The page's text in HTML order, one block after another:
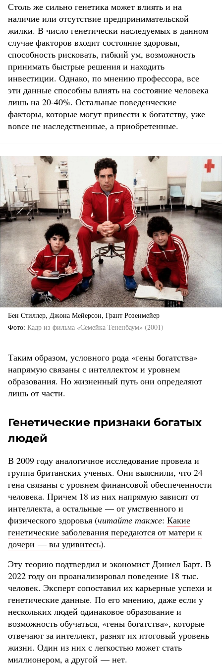
Столь же сильно генетика может влиять и на
наличие или отсутствие предпринимательской
жилки. В число генетически наследуемых в данном
случае факторов входит состояние здоровья,
способность рисковать, гибкий ум, возможность
принимать быстрые решения и находить
инвестиции. Однако, по мнению профессора, все
эти данные способны влиять на состояние человека
лишь на 20-40%. Остальные поведенческие
факторы, которые могут привести к богатству, уже
вовсе не наследственные, а приобретенные.
Бен Стиллер, Джона Мейерсон, Грант Розенмейер
Фото Кадр из фильма «Семейка Тененбаум» (2001)
Таким образом, условного рода «гены богатства»
напрямую связаны с интеллектом и уровнем
образования. Но жизненный путь они определяют
лишь от части.
Генетические признаки богатых
людей
В 2009 году аналогичное исследование провела и
группа британских ученых. Они выяснили, что 24
гена связаны с уровнем финансовой обеспеченности
человека. Причем 18 из них напрямую зависят от
интеллекта, а остальные — от умственного и
физического здоровья (читайте также: Какие
генетические заболевания передаются от матери к
дочери — вы удивитесь).
Эту теорию подтвердил и экономист Дэниел Барт. В
2022 году он проанализировал поведение 18 тыс.
человек. Эксперт сопоставил их карьерные успехи и
генетические данные. По его мнению, даже если у
нескольких людей одинаковое образование и
возможность обучаться, «гены богатства», которые
отвечают за интеллект, разнят их итоговый уровень
жизни. Один из них с легкостью может стать
миллионером, а другой — нет.